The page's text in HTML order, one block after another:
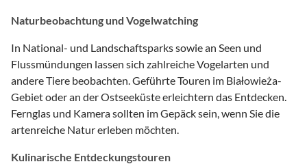
Naturbeobachtung und Vogelwatching
In National- und Landschaftsparks sowie an Seen und
Flussmündungen lassen sich zahlreiche Vogelarten und
andere Tiere beobachten. Geführte Touren im Białowieża-
Gebiet oder an der Ostseeküste erleichtern das Entdecken.
Fernglas und Kamera sollten im Gepäck sein, wenn Sie die
artenreiche Natur erleben möchten.
Kulinarische Entdeckungstouren